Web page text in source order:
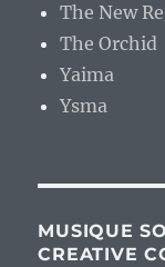
The New
The Orchid
Yaima
Ysma
MUSIQUE
CREATIVE